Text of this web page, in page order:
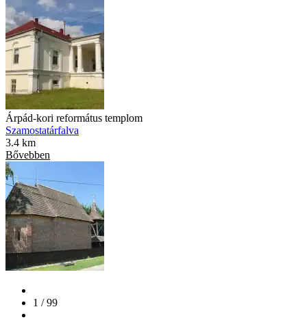
Árpád-kori református templom
Szamostatárfalva
3.4 km
Bővebben
1 / 99